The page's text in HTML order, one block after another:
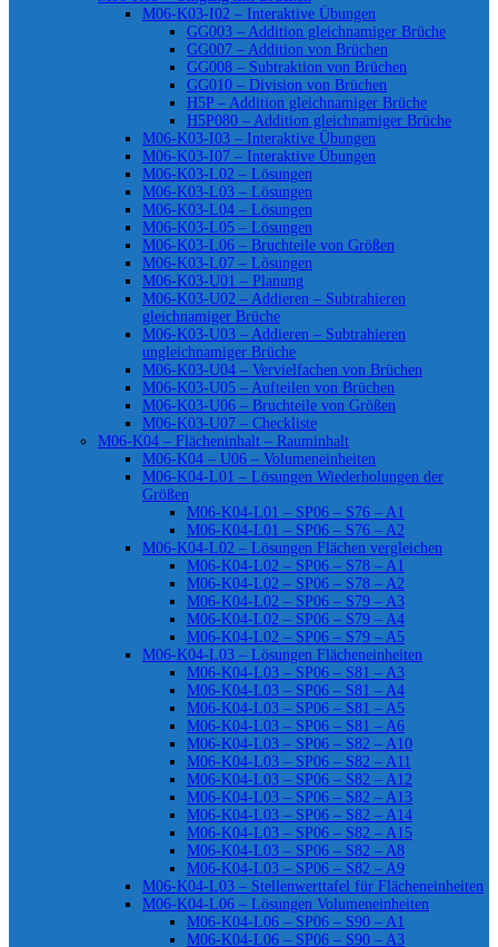
M06-K03-I02 – Interaktive Übungen
GG003 – Addition gleichnamiger Brüche
GG007 – Addition von Brüchen
GG008 – Subtraktion von Brüchen
GG010 – Division von Brüchen
H5P – Addition gleichnamiger Brüche
H5P080 – Addition gleichnamiger Brüche
M06-K03-I03 – Interaktive Übungen
M06-K03-I07 – Interaktive Übungen
M06-K03-L02 – Lösungen
M06-K03-L03 – Lösungen
M06-K03-L04 – Lösungen
M06-K03-L05 – Lösungen
M06-K03-L06 – Bruchteile von Größen
M06-K03-L07 – Lösungen
M06-K03-U01 – Planung
M06-K03-U02 – Addieren – Subtrahieren
gleichnamiger Brüche
M06-K03-U03 – Addieren – Subtrahieren
ungleichnamiger Brüche
M06-K03-U04 – Vervielfachen von Brüchen
M06-K03-U05 – Aufteilen von Brüchen
M06-K03-U06 – Bruchteile von Größen
M06-K03-U07 – Checkliste
M06-K04 – Flächeninhalt – Rauminhalt
M06-K04 – U06 – Volumeneinheiten
M06-K04-L01 – Lösungen Wiederholungen der
Größen
M06-K04-L01 – SP06 – S76 – A1
M06-K04-L01 – SP06 – S76 – A2
M06-K04-L02 – Lösungen Flächen vergleichen
M06-K04-L02 – SP06 – S78 – A1
M06-K04-L02 – SP06 – S78 – A2
M06-K04-L02 – SP06 – S79 – A3
M06-K04-L02 – SP06 – S79 – A4
M06-K04-L02 – SP06 – S79 – A5
M06-K04-L03 – Lösungen Flächeneinheiten
M06-K04-L03 – SP06 – S81 – A3
M06-K04-L03 – SP06 – S81 – A4
M06-K04-L03 – SP06 – S81 – A5
M06-K04-L03 – SP06 – S81 – A6
M06-K04-L03 – SP06 – S82 – A10
M06-K04-L03 – SP06 – S82 – A11
M06-K04-L03 – SP06 – S82 – A12
M06-K04-L03 – SP06 – S82 – A13
M06-K04-L03 – SP06 – S82 – A14
M06-K04-L03 – SP06 – S82 – A15
M06-K04-L03 – SP06 – S82 – A8
M06-K04-L03 – SP06 – S82 – A9
M06-K04-L03 – Stellenwerttafel für Flächeneinheiten
M06-K04-L06 – Lösungen Volumeneinheiten
M06-K04-L06 – SP06 – S90 – A1
M06-K04-L06 – SP06 – S90 – A3